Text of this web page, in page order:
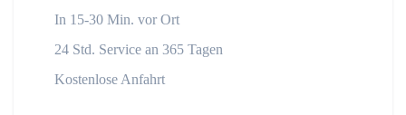
In 15-30 Min. vor Ort
24 Std. Service an 365 Tagen
Kostenlose Anfahrt